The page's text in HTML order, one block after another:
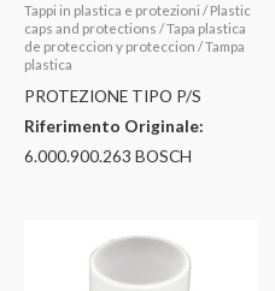
Tappi in plastica e protezioni / Plastic
caps and protections / Tapa plastica
de proteccion y proteccion / Tampa
plastica
PROTEZIONE TIPO P/S
Riferimento Originale:
6.000.900.263 BOSCH